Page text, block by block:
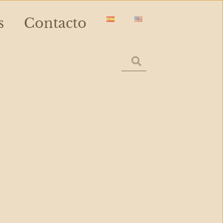
Contacto